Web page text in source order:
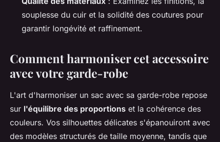
souplesse du cuir et la solidité des coutures pour
garantir longévité et raffinement.
Comment harmoniser cet accessoire
avec votre garde-robe
L'art d'harmoniser un sac avec sa garde-robe repose
sur l'équilibre des proportions et la cohérence des
couleurs. Vos silhouettes délicates s'épanouiront avec
des modèles structurés de taille moyenne, tandis que